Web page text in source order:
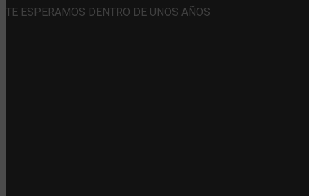
TE ESPERAMOS DENTRO DE UNOS AÑOS